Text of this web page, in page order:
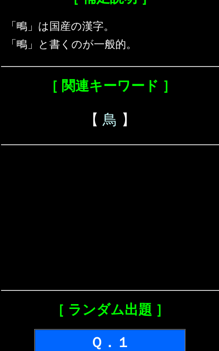
「鴫」は国産の漢字。
「鴫」と書くのが一般的。
［ 関連キーワード ］
【 鳥 】
［ ランダム出題 ］
Ｑ．１